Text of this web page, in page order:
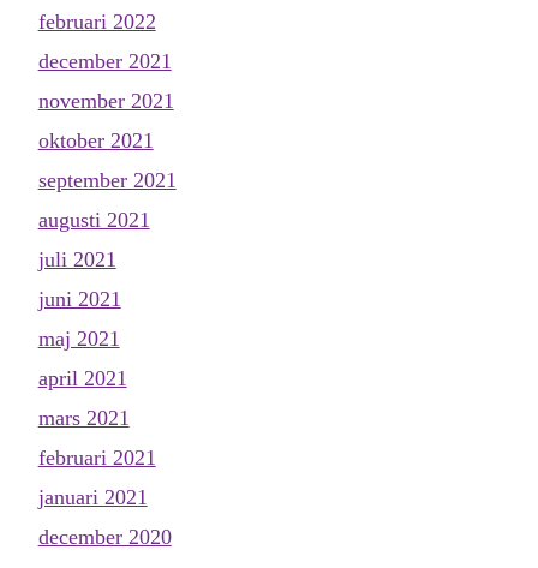
februari 2022
december 2021
november 2021
oktober 2021
september 2021
augusti 2021
juli 2021
juni 2021
maj 2021
april 2021
mars 2021
februari 2021
januari 2021
december 2020